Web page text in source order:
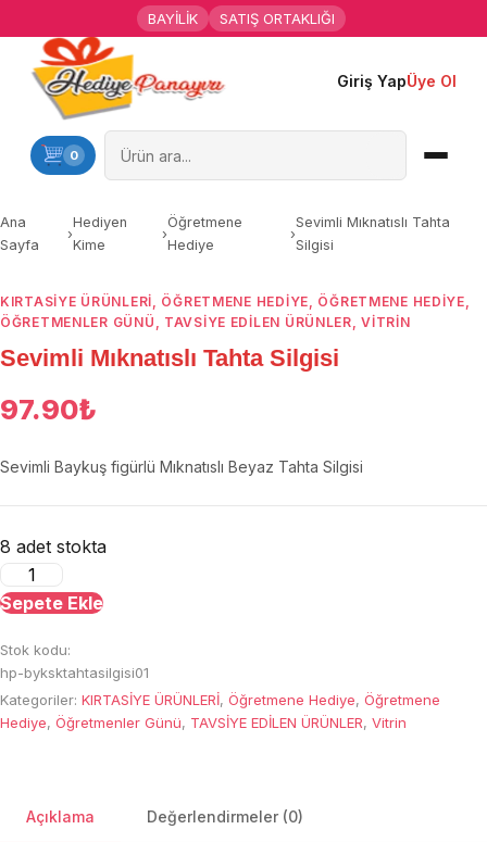
BAYİLİK SATIŞ ORTAKLIĞI
Giriş YapÜye Ol
0
Ana Sayfa
Kişiye Özel Hediyeler
Mesleklere Özel Hediyeler
Özel Günler
Öğrenci Motivasyon Hediyeleri
Yaka Rozeti
Farklı Hediyeler
Ana
Sayfa
›
Hediyen
Kime
›
Öğretmene
Hediye
›
Sevimli Mıknatıslı Tahta
Silgisi
KIRTASİYE ÜRÜNLERİ, ÖĞRETMENE HEDIYE, ÖĞRETMENE HEDIYE,
ÖĞRETMENLER GÜNÜ , TAVSİYE EDİLEN ÜRÜNLER,VITRIN
Sevimli Mıknatıslı Tahta Silgisi
97.90₺
Sevimli Baykuş figürlü Mıknatıslı Beyaz Tahta Silgisi
8 adet stokta
Sevimli
Mıknatıslı
Silgisi
adet
Sepete Ekle
Stok kodu:
hp-byksktahtasilgisi01
Kategoriler: KIRTASİYE ÜRÜNLERİ, Öğretmene Hediye, Öğretmene
Hediye, Öğretmenler Günü, TAVSİYE EDİLEN ÜRÜNLER, Vitrin
Açıklama Değerlendirmeler (0)